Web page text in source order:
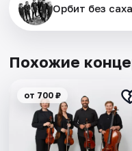
Орбит без
Похожие
от 700 ₽